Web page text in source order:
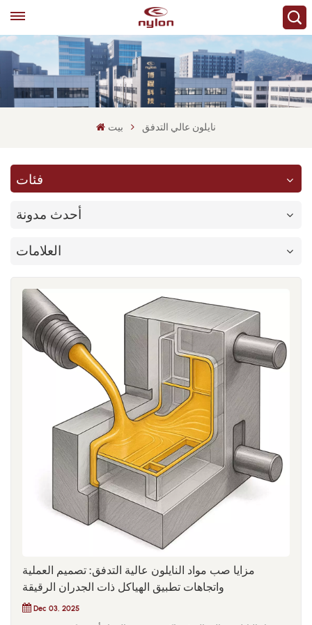
بيت نايلون عالي التدفق
فئات
أحدث مدونة
العلامات
مزايا صب مواد النايلون عالية التدفق: تصميم العملية
واتجاهات تطبيق الهياكل ذات الجدران الرقيقة
Dec 03, 2025